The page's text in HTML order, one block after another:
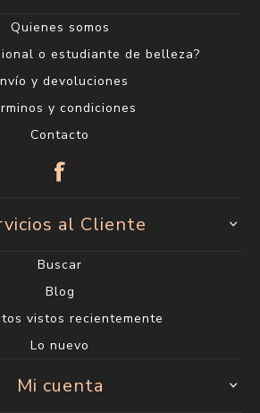
Quienes somos
o estudiante de belleza?
y devoluciones
y condiciones
Contacto
al Cliente
Buscar
Blog
vistos recientemente
Lo nuevo
Mi cuenta